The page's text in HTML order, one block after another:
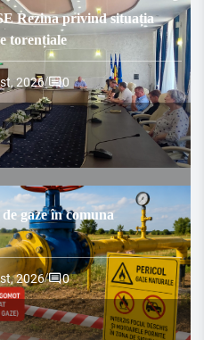
Rezina privind situația
torențiale
2026/ 0
gaze în comuna
2026/ 0